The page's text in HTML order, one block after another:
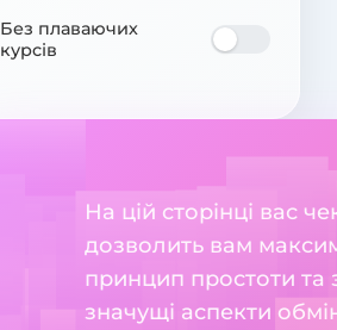
Без плаваючих
курсів
На цій сторінці вас
дозволить вам
принцип простоти та
значущі аспекти